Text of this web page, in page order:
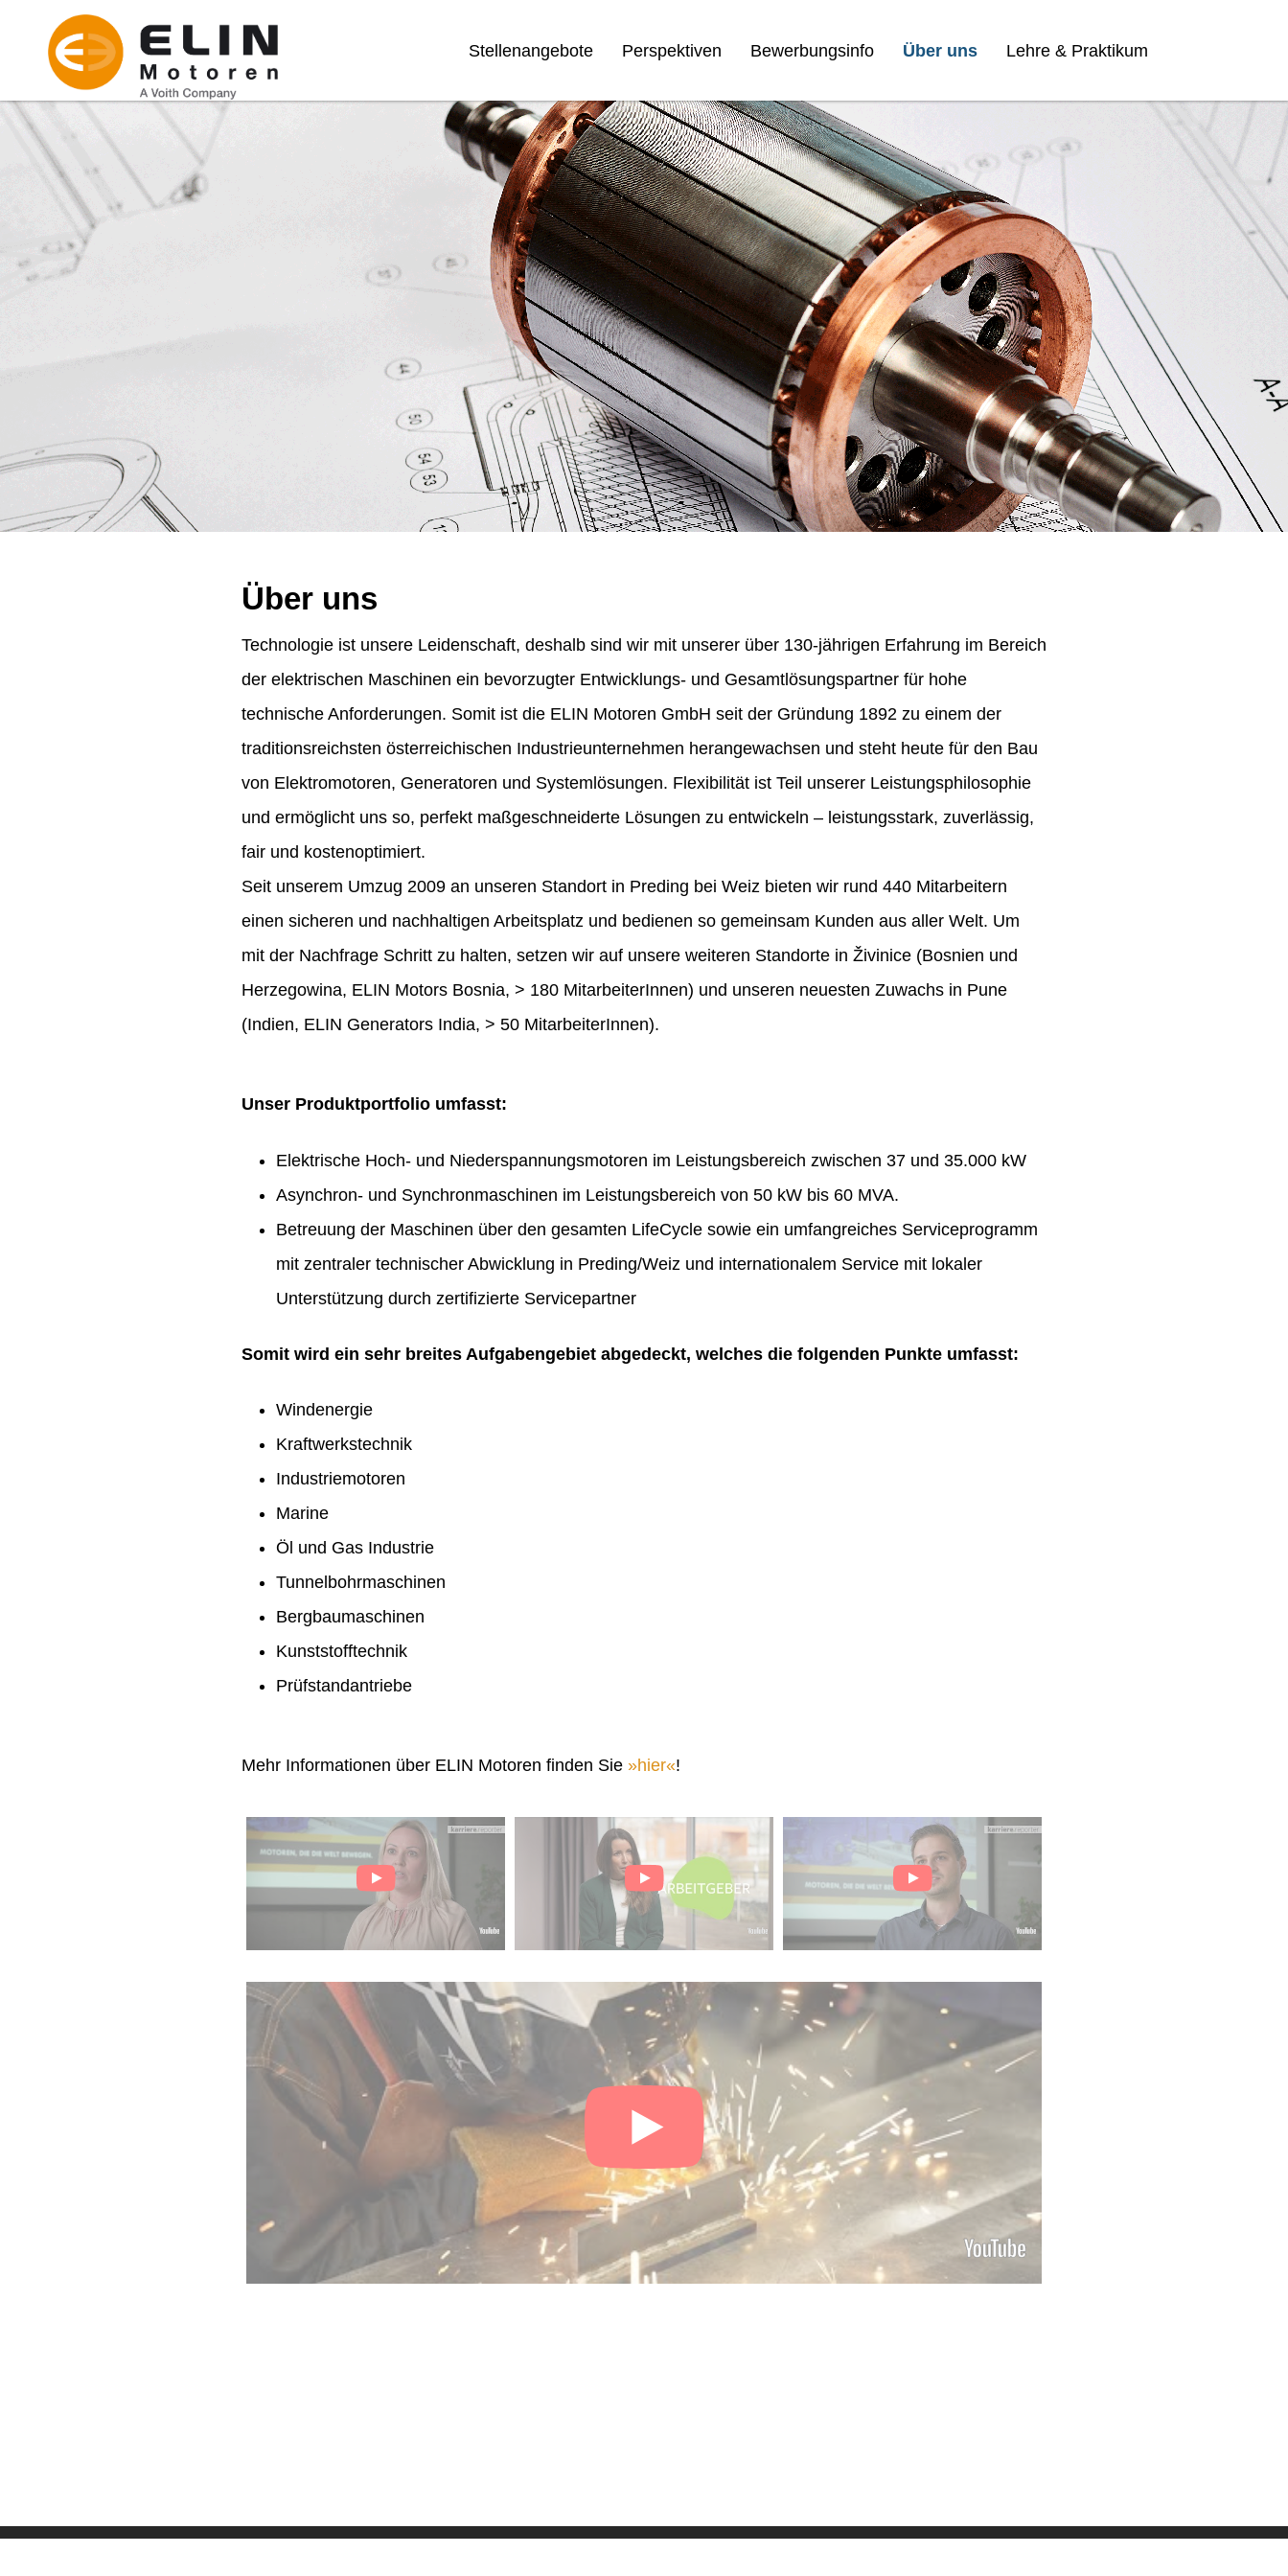
Stellenangebote Perspektiven Bewerbungsinfo Über uns Lehre & Praktikum
Über uns
Technologie ist unsere Leidenschaft, deshalb sind wir mit unserer über 130-jährigen Erfahrung im Bereich
der elektrischen Maschinen ein bevorzugter Entwicklungs- und Gesamtlösungspartner für hohe
technische Anforderungen. Somit ist die ELIN Motoren GmbH seit der Gründung 1892 zu einem der
traditionsreichsten österreichischen Industrieunternehmen herangewachsen und steht heute für den Bau
von Elektromotoren, Generatoren und Systemlösungen. Flexibilität ist Teil unserer Leistungsphilosophie
und ermöglicht uns so, perfekt maßgeschneiderte Lösungen zu entwickeln – leistungsstark, zuverlässig,
fair und kostenoptimiert.
Seit unserem Umzug 2009 an unseren Standort in Preding bei Weiz bieten wir rund 440 Mitarbeitern
einen sicheren und nachhaltigen Arbeitsplatz und bedienen so gemeinsam Kunden aus aller Welt. Um
mit der Nachfrage Schritt zu halten, setzen wir auf unsere weiteren Standorte in Živinice (Bosnien und
Herzegowina, ELIN Motors Bosnia, > 180 MitarbeiterInnen) und unseren neuesten Zuwachs in Pune
(Indien, ELIN Generators India, > 50 MitarbeiterInnen).
Unser Produktportfolio umfasst:
Elektrische Hoch- und Niederspannungsmotoren im Leistungsbereich zwischen 37 und 35.000 kW
Asynchron- und Synchronmaschinen im Leistungsbereich von 50 kW bis 60 MVA.
Betreuung der Maschinen über den gesamten LifeCycle sowie ein umfangreiches Serviceprogramm
mit zentraler technischer Abwicklung in Preding/Weiz und internationalem Service mit lokaler
Unterstützung durch zertifizierte Servicepartner
Somit wird ein sehr breites Aufgabengebiet abgedeckt, welches die folgenden Punkte umfasst:
Windenergie
Kraftwerkstechnik
Industriemotoren
Marine
Öl und Gas Industrie
Tunnelbohrmaschinen
Bergbaumaschinen
Kunststofftechnik
Prüfstandantriebe
Mehr Informationen über ELIN Motoren finden Sie hier !